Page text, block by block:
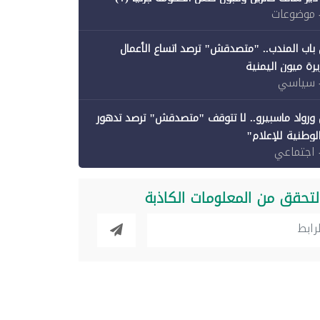
موضوعات
المندب.. "متصدقش" ترصد اتساع الأعمال
ميون اليمنية
سياسي
ورواد ماسبيرو.. لا تتوقف "متصدقش" ترصد تدهور
للإعلام"
اجتماعي
من المعلومات الكاذبة